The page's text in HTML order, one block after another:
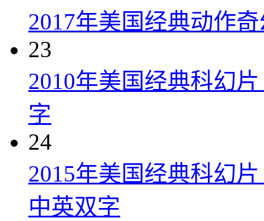
2017年美国经典动作
23
2010年美国经典科幻
字
24
2015年美国经典科幻
中英双字